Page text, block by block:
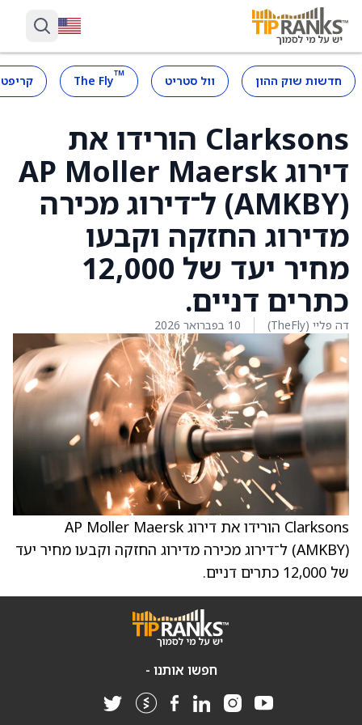
חדשות שוק ההון וול סטריט ™
The Fly
Clarksons הורידו את
דירוג AP Moller Maersk
(AMKBY) ל־דירוג מכירה
מדירוג החזקה וקבעו
מחיר יעד של 12,000
כתרים דניים.
דה פליי (TheFly) 10 בפברואר 2026
Clarksons הורידו את דירוג AP Moller Maersk
(AMKBY) ל־דירוג מכירה מדירוג החזקה וקבעו מחיר יעד
של 12,000 כתרים דניים.
חפשו אותנו -